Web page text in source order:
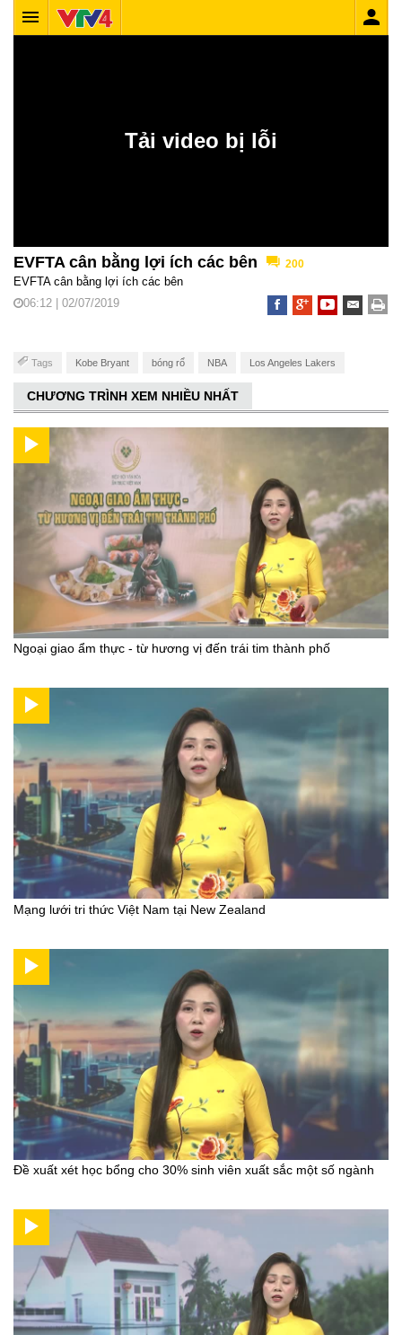
EVFTA cân bằng lợi ích các bên 200
EVFTA cân bằng lợi ích các bên
06:12 | 02/07/2019
Tags Kobe Bryant bóng rổ NBA Los Angeles Lakers
CHƯƠNG TRÌNH XEM NHIỀU NHẤT
Ngoại giao ẩm thực - từ hương vị đến trái tim thành phố
Mạng lưới tri thức Việt Nam tại New Zealand
Đề xuất xét học bổng cho 30% sinh viên xuất sắc một số ngành